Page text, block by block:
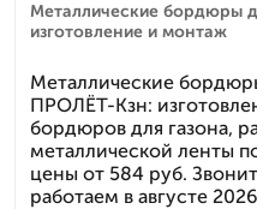
Металлические бордюры
изготовление и монтаж
Металлические
ПРОЛЁТ-Кзн:
бордюров для газона,
металлической ленты
цены от 584 руб.
работаем в августе